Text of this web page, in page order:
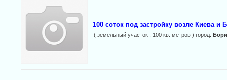
100 соток под застройку возле Киева и
( земельный участок , 100 кв. метров ) город: